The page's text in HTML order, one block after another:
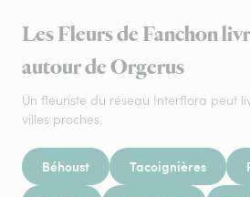
Les Fleurs de Fanchon
autour de Orgerus
Un fleuriste du réseau Interflora peut
villes proches.
Béhoust Tacoignières